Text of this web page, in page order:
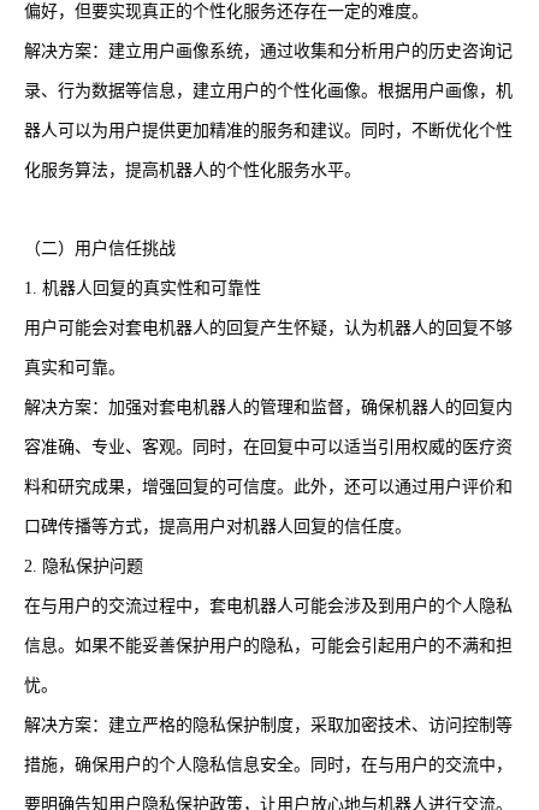
偏好，但要实现真正的个性化服务还存在一定的难度。
解决方案：建立用户画像系统，通过收集和分析用户的历史咨询记
录、行为数据等信息，建立用户的个性化画像。根据用户画像，机
器人可以为用户提供更加精准的服务和建议。同时，不断优化个性
化服务算法，提高机器人的个性化服务水平。
（二）用户信任挑战
1. 机器人回复的真实性和可靠性
用户可能会对套电机器人的回复产生怀疑，认为机器人的回复不够
真实和可靠。
解决方案：加强对套电机器人的管理和监督，确保机器人的回复内
容准确、专业、客观。同时，在回复中可以适当引用权威的医疗资
料和研究成果，增强回复的可信度。此外，还可以通过用户评价和
口碑传播等方式，提高用户对机器人回复的信任度。
2. 隐私保护问题
在与用户的交流过程中，套电机器人可能会涉及到用户的个人隐私
信息。如果不能妥善保护用户的隐私，可能会引起用户的不满和担
忧。
解决方案：建立严格的隐私保护制度，采取加密技术、访问控制等
措施，确保用户的个人隐私信息安全。同时，在与用户的交流中，
要明确告知用户隐私保护政策，让用户放心地与机器人进行交流。